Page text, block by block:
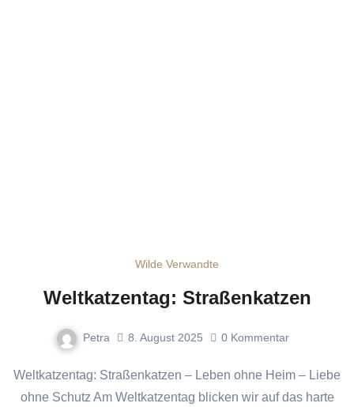
Wilde Verwandte
Weltkatzentag: Straßenkatzen
Petra 8. August 2025 0 Kommentar
Weltkatzentag: Straßenkatzen – Leben ohne Heim – Liebe
ohne Schutz Am Weltkatzentag blicken wir auf das harte